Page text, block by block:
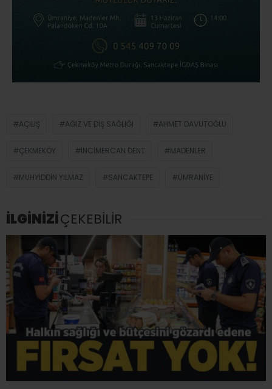
AÇILIŞ AĞIZ VE DIŞ SAĞLIĞI AHMET DAVUTOĞLU
ÇEKMEKÖY İNCIMERCAN DENT MADENLER
MUHYIDDIN YILMAZ SANCAKTEPE ÜMRANIYE
İLGİNİZİÇEKEBİLİR